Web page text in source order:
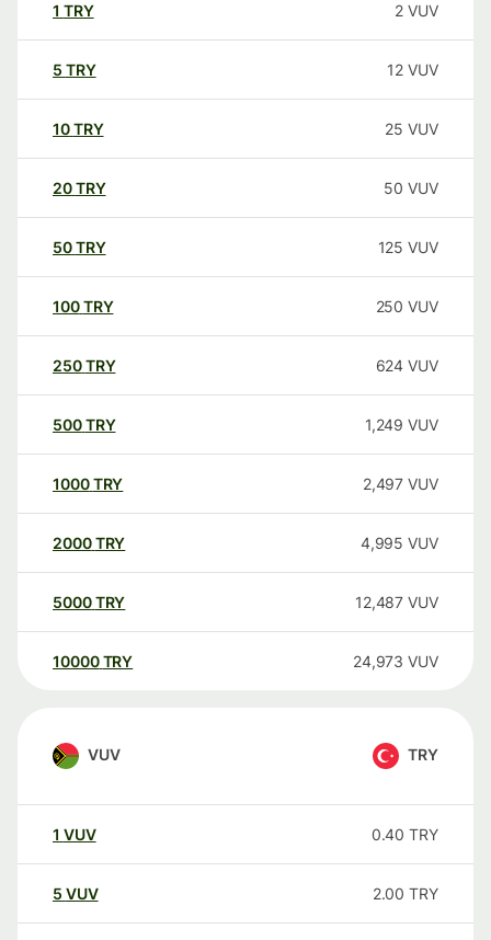
1 TRY 2 VUV
5 TRY 12 VUV
10TRY 25 VUV
20TRY 50 VUV
50TRY 125 VUV
100TRY 250 VUV
250TRY 624 VUV
500TRY 1,249 VUV
1000TRY 2,497 VUV
2000TRY 4,995 VUV
5000TRY 12,487 VUV
10000 TRY 24,973 VUV
VUV TRY
1 VUV 0.40 TRY
5 VUV 2.00 TRY